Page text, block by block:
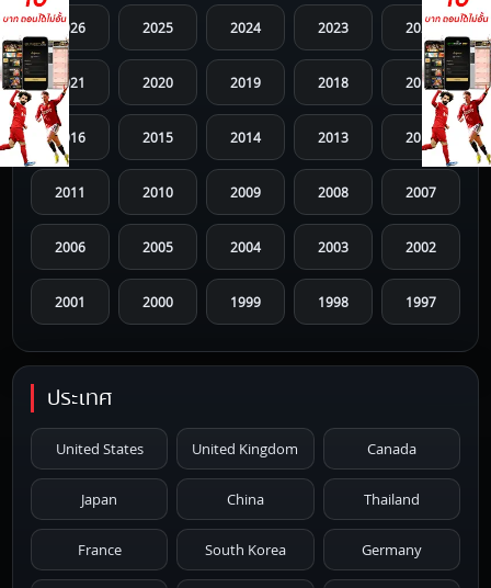
2026 2025 2024 2023 2022
2021 2020 2019 2018 2017
2016 2015 2014 2013 2012
2011 2010 2009 2008 2007
2006 2005 2004 2003 2002
2001 2000 1999 1998 1997
1996 1995 1994 1993 1992
1991
1986 1985 1984 1983 1982
1981 1980 1979 1978 1977
1976 1975 1974 1973 1972
ประเทศ
United States United Kingdom Canada
Japan China Thailand
France South Korea Germany